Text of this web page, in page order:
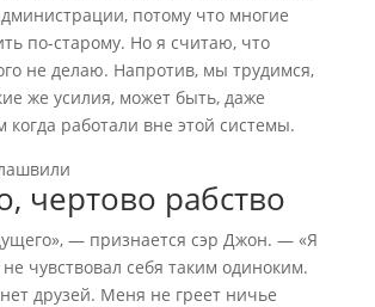
потому что многие
по-старому. Но я считаю, что
не делаю. Напротив, мы трудимся,
же усилия, может быть, даже
работали вне этой системы.
чертово рабство
— признается сэр Джон. — «Я
чувствовал себя таким одиноким.
друзей. Меня не греет ничье